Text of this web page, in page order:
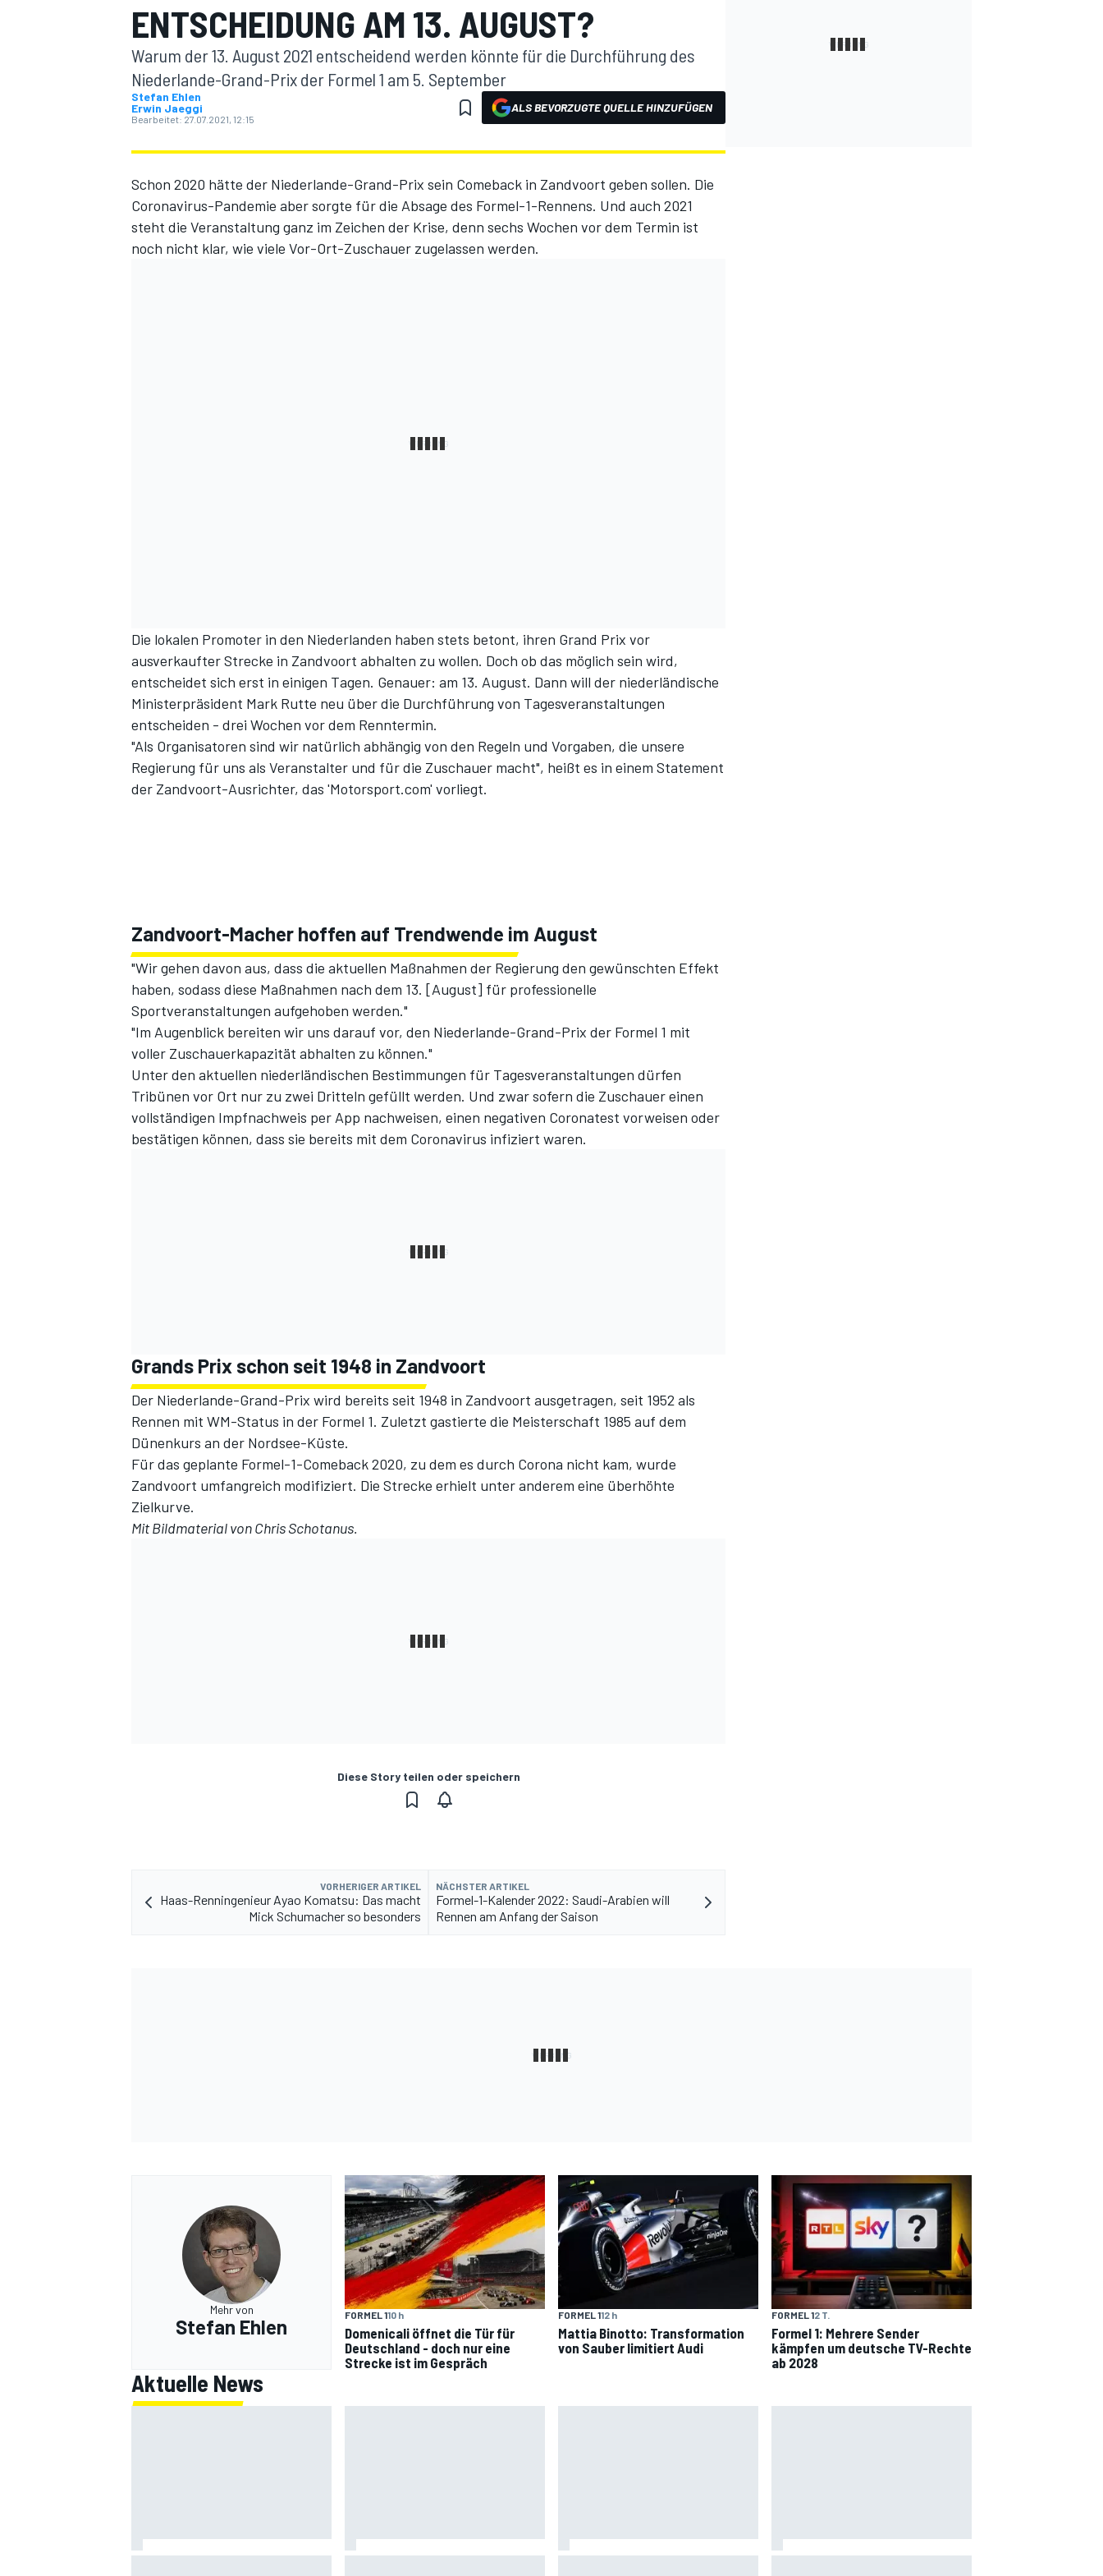
ENTSCHEIDUNG AM 13. AUGUST?
Warum der 13. August 2021 entscheidend werden könnte für die Durchführung des
Niederlande-Grand-Prix der Formel 1 am 5. September
Stefan Ehlen
Erwin Jaeggi
Bearbeitet: 27.07.2021, 12:15
ALS BEVORZUGTE QUELLE HINZUFÜGEN
Schon 2020 hätte der Niederlande-Grand-Prix sein Comeback in Zandvoort geben sollen. Die
Coronavirus-Pandemie aber sorgte für die Absage des Formel-1-Rennens. Und auch 2021
steht die Veranstaltung ganz im Zeichen der Krise, denn sechs Wochen vor dem Termin ist
noch nicht klar, wie viele Vor-Ort-Zuschauer zugelassen werden.
Die lokalen Promoter in den Niederlanden haben stets betont, ihren Grand Prix vor
ausverkaufter Strecke in Zandvoort abhalten zu wollen. Doch ob das möglich sein wird,
entscheidet sich erst in einigen Tagen. Genauer: am 13. August. Dann will der niederländische
Ministerpräsident Mark Rutte neu über die Durchführung von Tagesveranstaltungen
entscheiden - drei Wochen vor dem Renntermin.
"Als Organisatoren sind wir natürlich abhängig von den Regeln und Vorgaben, die unsere
Regierung für uns als Veranstalter und für die Zuschauer macht", heißt es in einem Statement
der Zandvoort-Ausrichter, das 'Motorsport.com' vorliegt.
Zandvoort-Macher hoffen auf Trendwende im August
"Wir gehen davon aus, dass die aktuellen Maßnahmen der Regierung den gewünschten Effekt
haben, sodass diese Maßnahmen nach dem 13. [August] für professionelle
Sportveranstaltungen aufgehoben werden."
"Im Augenblick bereiten wir uns darauf vor, den Niederlande-Grand-Prix der Formel 1 mit
voller Zuschauerkapazität abhalten zu können."
Unter den aktuellen niederländischen Bestimmungen für Tagesveranstaltungen dürfen
Tribünen vor Ort nur zu zwei Dritteln gefüllt werden. Und zwar sofern die Zuschauer einen
vollständigen Impfnachweis per App nachweisen, einen negativen Coronatest vorweisen oder
bestätigen können, dass sie bereits mit dem Coronavirus infiziert waren.
Grands Prix schon seit 1948 in Zandvoort
Der Niederlande-Grand-Prix wird bereits seit 1948 in Zandvoort ausgetragen, seit 1952 als
Rennen mit WM-Status in der Formel 1. Zuletzt gastierte die Meisterschaft 1985 auf dem
Dünenkurs an der Nordsee-Küste.
Für das geplante Formel-1-Comeback 2020, zu dem es durch Corona nicht kam, wurde
Zandvoort umfangreich modifiziert. Die Strecke erhielt unter anderem eine überhöhte
Zielkurve.
Mit Bildmaterial von Chris Schotanus.
Diese Story teilen oder speichern
VORHERIGER ARTIKEL
Haas-Renningenieur Ayao Komatsu: Das macht
Mick Schumacher so besonders
NÄCHSTER ARTIKEL
Formel-1-Kalender 2022: Saudi-Arabien will
Rennen am Anfang der Saison
Mehr von
Stefan Ehlen
FORMEL 110 h
Domenicali öffnet die Tür für
Deutschland - doch nur eine
Strecke ist im Gespräch
FORMEL 112 h
Mattia Binotto: Transformation
von Sauber limitiert Audi
FORMEL 12 T.
Formel 1: Mehrere Sender
kämpfen um deutsche TV-Rechte
ab 2028
Aktuelle News